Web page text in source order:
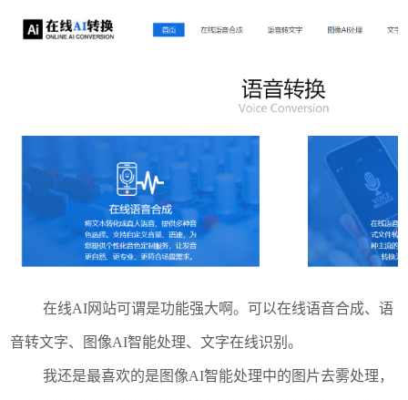
在线AI网站可谓是功能强大啊。可以在线语音合成、语
音转文字、图像AI智能处理、文字在线识别。
我还是最喜欢的是图像AI智能处理中的图片去雾处理，